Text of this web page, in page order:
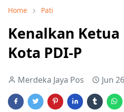
Home Pati
Kenalkan Ketua
Kota PDI-P
Merdeka Jaya Pos Jun